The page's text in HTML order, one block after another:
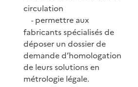
circulation
-permettre aux
fabricants spécialisés de
déposer un dossier de
demande d’homologation
de leurs solutions en
métrologie légale.